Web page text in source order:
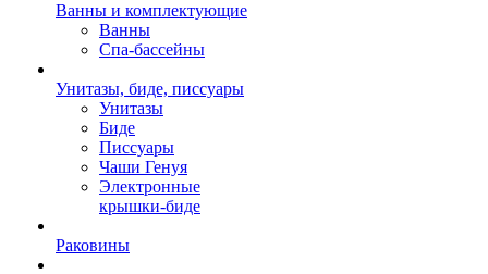
Ванны и комплектующие
Ванны
Спа-бассейны
Унитазы, биде, писсуары
Унитазы
Биде
Писсуары
Чаши Генуя
Электронные
крышки-биде
Раковины